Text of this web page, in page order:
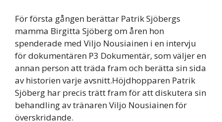
För första gången berättar Patrik Sjöbergs
mamma Birgitta Sjöberg om åren hon
spenderade med Viljo Nousiainen i en intervju
för dokumentären P3 Dokumentär, som väljer en
annan person att träda fram och berätta sin sida
av historien varje avsnitt.Höjdhopparen Patrik
Sjöberg har precis trätt fram för att diskutera sin
behandling av tränaren Viljo Nousiainen för
överskridande.